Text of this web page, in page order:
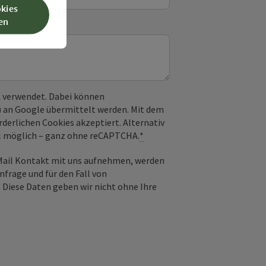
Dabei können
an Google übermittelt werden. Mit dem
Cookies akzeptiert. Alternativ
– ganz ohne reCAPTCHA.*
Kontakt mit uns aufnehmen, werden
und für den Fall von
Daten geben wir nicht ohne Ihre